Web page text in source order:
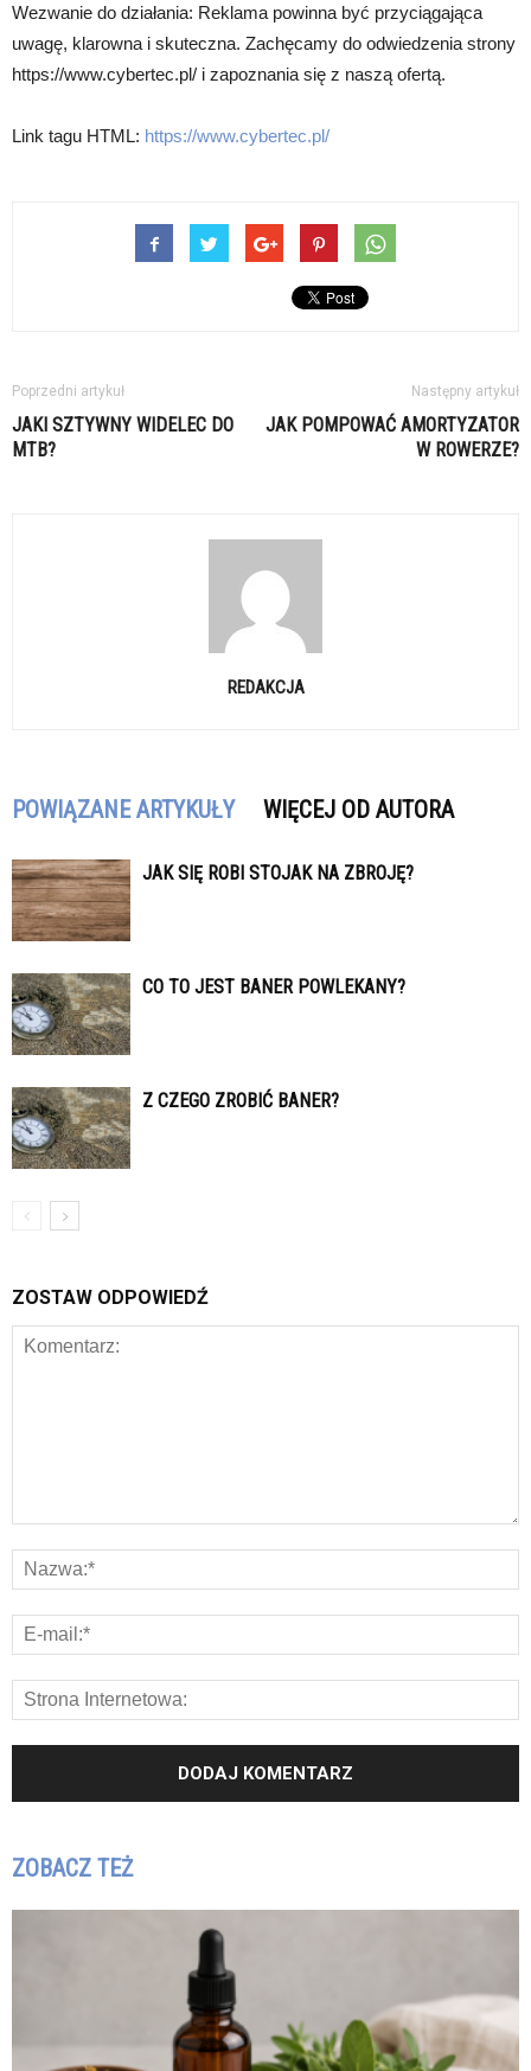
Wezwanie do działania: Reklama powinna być przyciągająca
uwagę, klarowna i skuteczna. Zachęcamy do odwiedzenia strony
https://www.cybertec.pl/ i zapoznania się z naszą ofertą.
Link tagu HTML: https://www.cybertec.pl/
Poprzedni artykuł
JAKI SZTYWNY WIDELEC DO
MTB?
Następny artykuł
JAK POMPOWAĆ AMORTYZATOR
W ROWERZE?
REDAKCJA
POWIĄZANE ARTYKUŁY WIĘCEJ OD AUTORA
JAK SIĘ ROBI STOJAK NA ZBROJĘ?
CO TO JEST BANER POWLEKANY?
Z CZEGO ZROBIĆ BANER?
ZOSTAW ODPOWIEDŹ
ZOBACZ TEŻ